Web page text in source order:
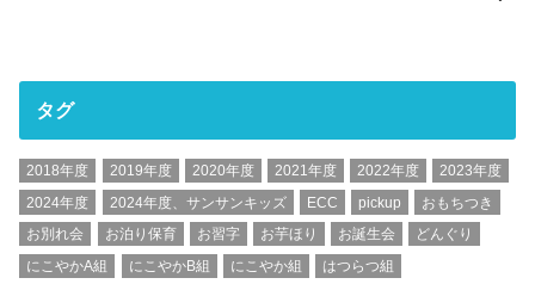
タグ
2018年度 2019年度 2020年度 2021年度 2022年度
2023年度
2024年度
2024年度、サンサンキッズ ECC pickup
おもちつき
お別れ会
お泊り保育 お習字 お芋ほり お誕生会
どんぐり
にこやかA組
にこやかB組 にこやか組
はつらつ組